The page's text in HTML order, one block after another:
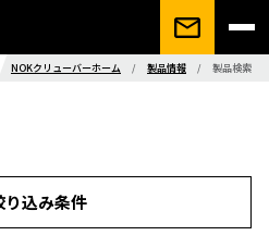
NOKクリューバーホーム / 製品情報 / 製品検索
り込み条件